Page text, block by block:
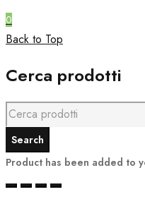
0
Back to Top
Cerca prodotti
Product has been added to